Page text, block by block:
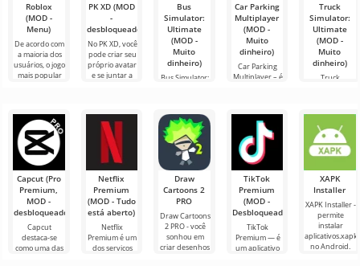
Roblox
(MOD -
Menu)
De acordo com
a maioria dos
usuários, o jogo
mais popular
PK XD (MOD
-
desbloqueado)
No PK XD, você
pode criar seu
próprio avatar
e se juntar a
Bus
Simulator:
Ultimate
(MOD -
Muito
dinheiro)
Bus Simulator:
para Android
que oferece
infinitas
Car Parking
Multiplayer
(MOD -
Muito
dinheiro)
Car Parking
Multiplayer – é
os jogadores
assumem o
papel de
Truck
Simulator:
Ultimate
(MOD -
Muito
dinheiro)
Truck
um simulador
de transporte
de carga e um
Capcut (Pro
Premium,
MOD -
desbloqueado)
Capcut
destaca-se
como uma das
Netflix
Premium
(MOD - Tudo
está aberto)
Netflix
Premium é um
dos serviços
Draw
Cartoons 2
PRO
Draw Cartoons
2 PRO - você
sonhou em
criar desenhos
TikTok
Premium
(MOD -
Desbloqueado)
TikTok
Premium — é
um aplicativo
XAPK
Installer
XAPK Installer -
permite
instalar
aplicativos.xapk
no Android.